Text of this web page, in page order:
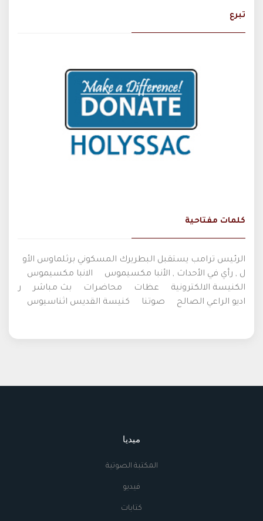
تبرع
كلمات مفتاحية
الرئيس ترامب يستقبل البطريرك المسكوني برثلماوس الأو
ل , رأي في الأحداث , الأنبا مكسيموس
الانبا مكسيموس
الكنيسة الالكترونية
عظات محاضرات بث مباشر
ر
اديو الراعي الصالح
صوتنا كنيسة القديس اثناسيوس
ميديا
المكتبة الصوتية
فيديو
كتابات